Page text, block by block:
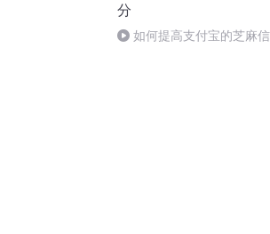
分
如何提高支付宝的芝麻